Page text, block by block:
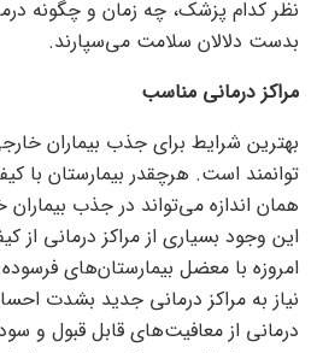
نظر کدام پزشک، چه زمان و چگونه
بدست دلالان سلامت می‌سپارند.
مراکز درمانی مناسب
بهترین شرایط برای جذب بیماران
توانمند است. هرچقدر بیمارستان با
همان اندازه می‌تواند در جذب
این وجود بسیاری از مراکز درمانی از
امروزه با معضل بیمارستان‌های
نیاز به مراکز درمانی جدید بشدت
درمانی از معافیت‌های قابل قبول و